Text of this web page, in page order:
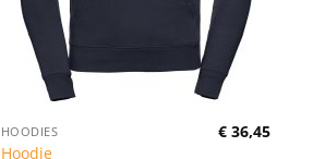
HOODIES
Hoodie
€36,45